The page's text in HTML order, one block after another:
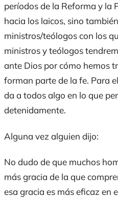
períodos de la Reforma y la
hacia los laicos, sino
ministros/teólogos con los
ministros y teólogos
ante Dios por cómo hemos
forman parte de la fe. Para
da a todos algo en lo que
detenidamente.
Alguna vez alguien dijo:
No dudo de que muchos
más gracia de la que
esa gracia es más eficaz en